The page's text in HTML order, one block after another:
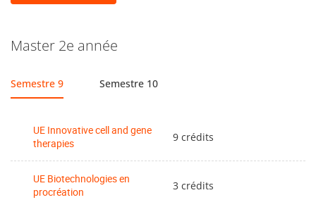
Master 2e année
Semestre 9 Semestre 10
UE Innovative cell and gene
therapies
9 crédits
UE Biotechnologies en
procréation
3 crédits